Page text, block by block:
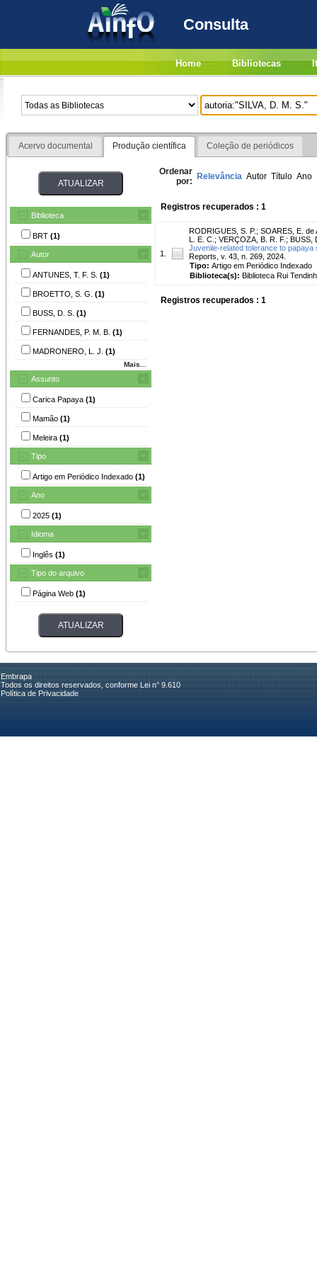
Consulta
Home Bibliotecas
Acervo documental Produção científica Coleção de periódicos
Biblioteca
BRT (1)
Autor
ANTUNES, T. F. S. (1)
BROETTO, S. G. (1)
BUSS, D. S. (1)
FERNANDES, P. M. B. (1)
MADRONERO, L. J. (1)
Mais...
Assunto
Carica Papaya (1)
Mamão (1)
Meleira (1)
Tipo
Artigo em Periódico Indexado (1)
Ano
2025 (1)
Idioma
Inglês (1)
Tipo do arquivo
Página Web (1)
Ordenar
por: Relevância Autor Título Ano
Registros recuperados : 1
1.
RODRIGUES, S. P. ; SOARES, E. de
L. E. C. ; VERÇOZA, B. R. F. ; BUSS,
Juvenile-related tolerance to
Reports, v. 43, n. 269, 2024.
Tipo: Artigo em Periódico Indexado
Biblioteca(s): Biblioteca Rui
Registros recuperados : 1
Embrapa
Todos os direitos reservados, conforme Lei n° 9.610
Política de Privacidade